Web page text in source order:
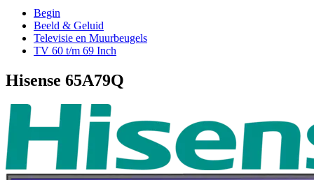
Begin
Beeld & Geluid
Televisie en Muurbeugels
TV 60 t/m 69 Inch
Hisense 65A79Q